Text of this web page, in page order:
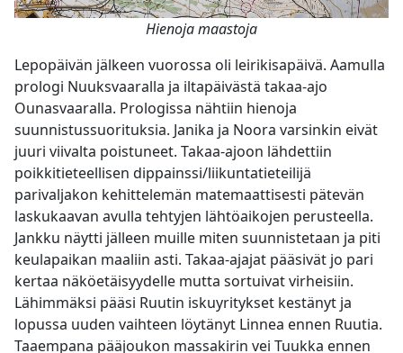
Hienoja maastoja
Lepopäivän jälkeen vuorossa oli leirikisapäivä. Aamulla
prologi Nuuksvaaralla ja iltapäivästä takaa-ajo
Ounasvaaralla. Prologissa nähtiin hienoja
suunnistussuorituksia. Janika ja Noora varsinkin eivät
juuri viivalta poistuneet. Takaa-ajoon lähdettiin
poikkitieteellisen dippainssi/liikuntatieteilijä
parivaljakon kehittelemän matemaattisesti pätevän
laskukaavan avulla tehtyjen lähtöaikojen perusteella.
Jankku näytti jälleen muille miten suunnistetaan ja piti
keulapaikan maaliin asti. Takaa-ajajat pääsivät jo pari
kertaa näköetäisyydelle mutta sortuivat virheisiin.
Lähimmäksi pääsi Ruutin iskuyritykset kestänyt ja
lopussa uuden vaihteen löytänyt Linnea ennen Ruutia.
Taaempana pääjoukon massakirin vei Tuukka ennen